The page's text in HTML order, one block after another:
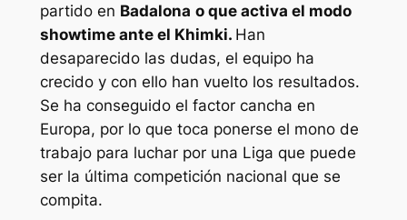
partido en Badalona o que activa el modo
showtime ante el Khimki. Han
desaparecido las dudas, el equipo ha
crecido y con ello han vuelto los resultados.
Se ha conseguido el factor cancha en
Europa, por lo que toca ponerse el mono de
trabajo para luchar por una Liga que puede
ser la última competición nacional que se
compita.